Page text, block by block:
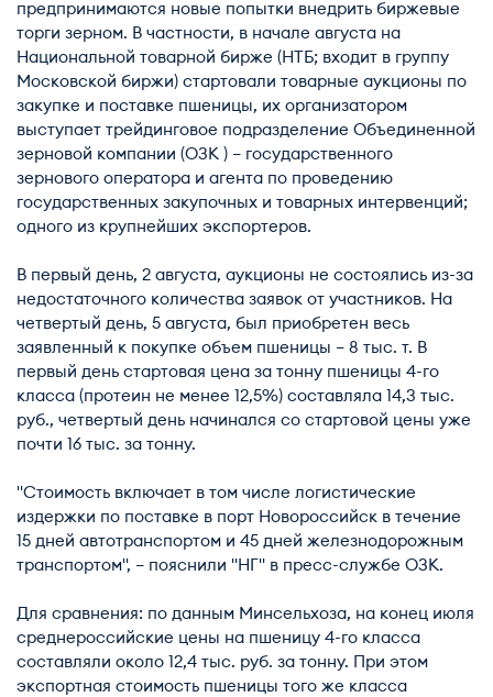
предпринимаются новые попытки внедрить биржевые
торги зерном. В частности, в начале августа на
Национальной товарной бирже (НТБ; входит в группу
Московской биржи) стартовали товарные аукционы по
закупке и поставке пшеницы, их организатором
выступает трейдинговое подразделение Объединенной
зерновой компании (ОЗК ) – государственного
зернового оператора и агента по проведению
государственных закупочных и товарных интервенций;
одного из крупнейших экспортеров.
В первый день, 2 августа, аукционы не состоялись из-за
недостаточного количества заявок от участников. На
четвертый день, 5 августа, был приобретен весь
заявленный к покупке объем пшеницы – 8 тыс. т. В
первый день стартовая цена за тонну пшеницы 4-го
класса (протеин не менее 12,5%) составляла 14,3 тыс.
руб., четвертый день начинался со стартовой цены уже
почти 16 тыс. за тонну.
"Стоимость включает в том числе логистические
издержки по поставке в порт Новороссийск в течение
15 дней автотранспортом и 45 дней железнодорожным
транспортом", – пояснили "НГ" в пресс-службе ОЗК.
Для сравнения: по данным Минсельхоза, на конец июля
среднероссийские цены на пшеницу 4-го класса
составляли около 12,4 тыс. руб. за тонну. При этом
экспортная стоимость пшеницы того же класса